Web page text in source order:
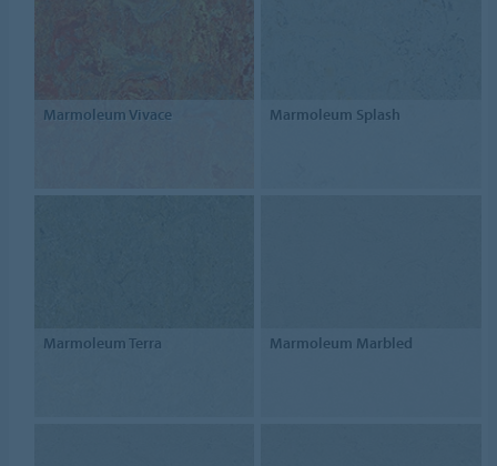
Marmoleum Vivace Marmoleum Splash
Marmoleum Terra Marmoleum Marbled